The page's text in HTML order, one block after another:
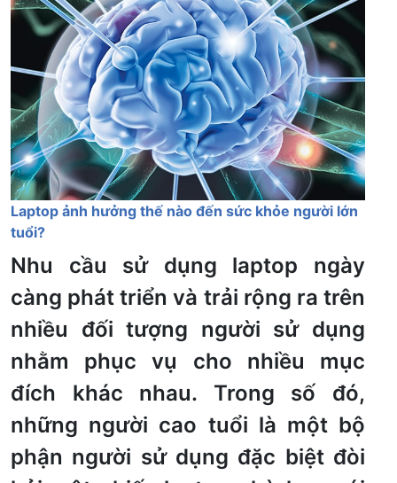
Laptop ảnh hưởng thế nào đến sức khỏe người lớn
tuổi?
Nhu cầu sử dụng laptop ngày
càng phát triển và trải rộng ra trên
nhiều đối tượng người sử dụng
nhằm phục vụ cho nhiều mục
đích khác nhau. Trong số đó,
những người cao tuổi là một bộ
phận người sử dụng đặc biệt đòi